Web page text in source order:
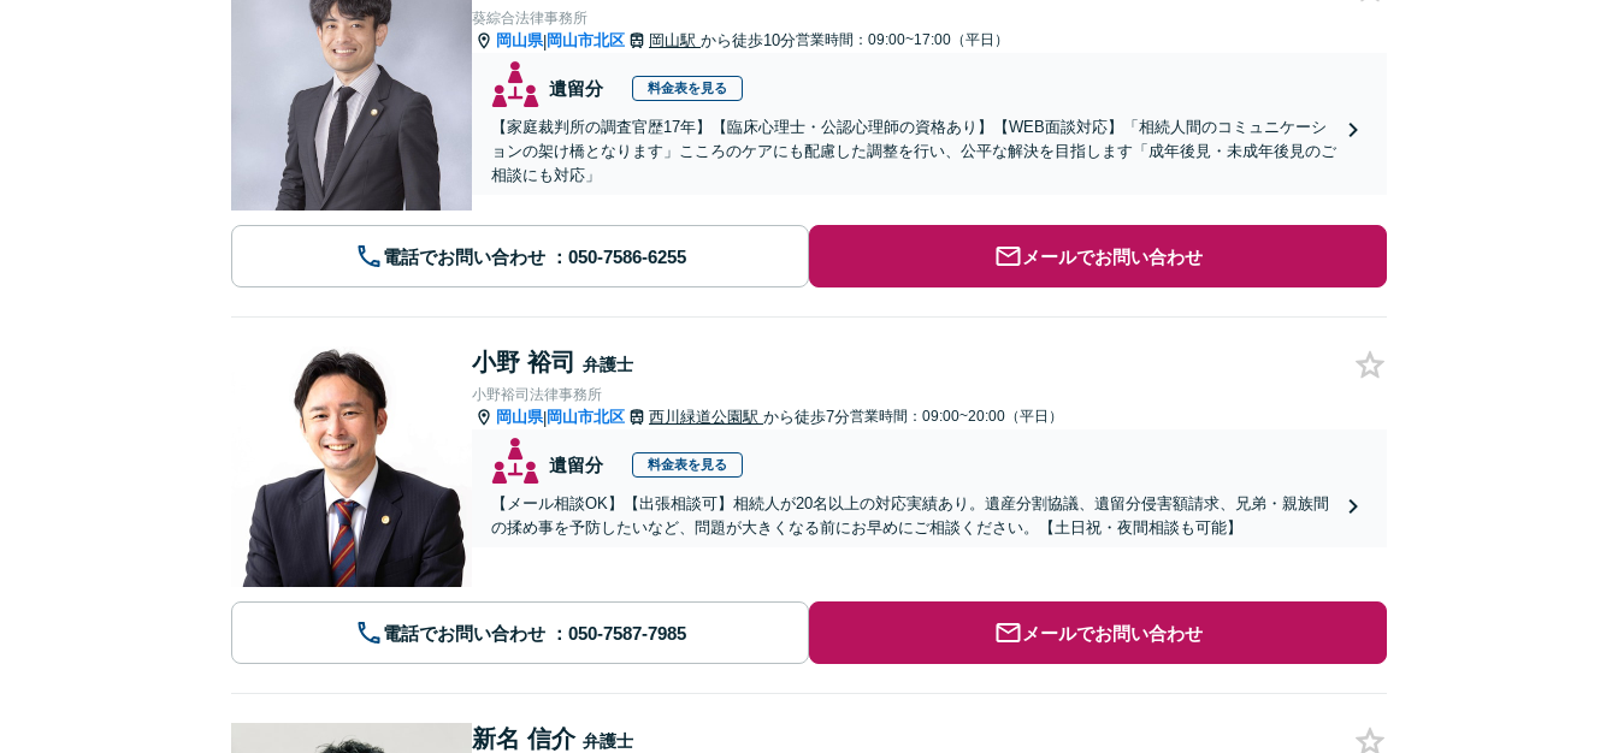
葵綜合法律事務所
岡山県|岡山市北区 岡山駅 から徒歩10分営業時間：09:00~17:00（平日）
遺留分 料金表を見る
【家庭裁判所の調査官歴17年】【臨床心理士・公認心理師の資格あり】【WEB面談対応】「相続人間のコミュニケーシ
ョンの架け橋となります」こころのケアにも配慮した調整を行い、公平な解決を目指します「成年後見・未成年後見のご
相談にも対応」
電話でお問い合わせ メールでお問い合わせ
小野 裕司 弁護士
小野裕司法律事務所
岡山県|岡山市北区 西川緑道公園駅 から徒歩7分営業時間：09:00~20:00（平日）
遺留分 料金表を見る
【メール相談OK】【出張相談可】相続人が20名以上の対応実績あり。遺産分割協議、遺留分侵害額請求、兄弟・親族間
の揉め事を予防したいなど、問題が大きくなる前にお早めにご相談ください。【土日祝・夜間相談も可能】
電話でお問い合わせ メールでお問い合わせ
新名 信介 弁護士